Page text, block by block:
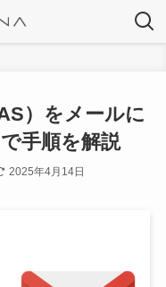
）をメールに
手順を解説
2025年4月14日